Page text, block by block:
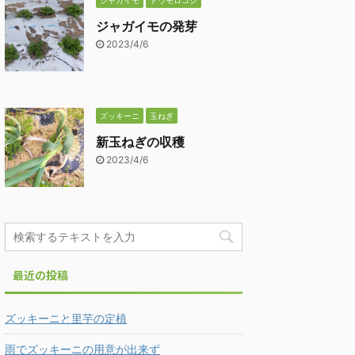
ジャガイモの発芽
2023/4/6
ズッキーニ 玉ねぎ
新玉ねぎの収穫
2023/4/6
最近の投稿
ズッキーニと里芋の定植
雨でズッキーニの用意が出来ず